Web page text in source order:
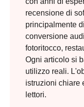
recensione di
principalmente
conversione
fotoritocco,
Ogni articolo si
utilizzo reali.
istruzioni chiare
lettori.